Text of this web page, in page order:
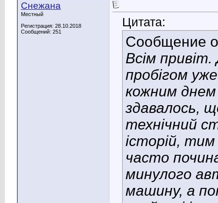
Снежана
Местный
Регистрация: 28.10.2018
Сообщений: 251
Цитата:
Сообщение
Всім
пробігом
кожним
здавалось,
технічний
історій,
часто
минулого
машину, а